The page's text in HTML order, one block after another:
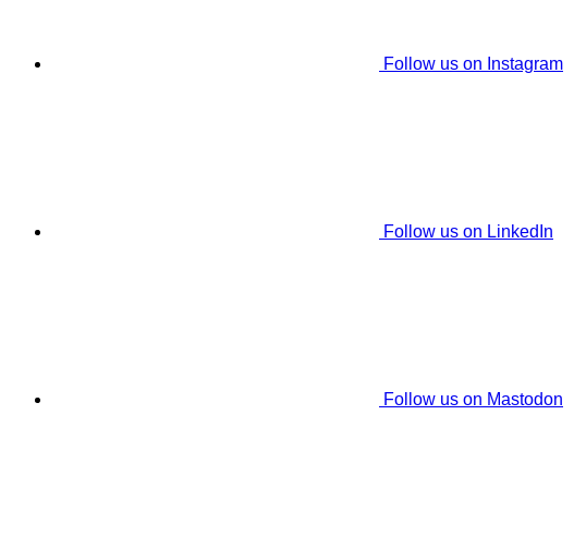
Follow us on Instagram
Follow us on LinkedIn
Follow us on Mastodon